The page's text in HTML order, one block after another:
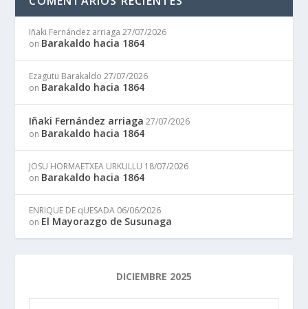
Iñaki Fernández arriaga 27/07/2026
on Barakaldo hacia 1864
Ezagutu Barakaldo 27/07/2026
on Barakaldo hacia 1864
Iñaki Fernández arriaga 27/07/2026
on Barakaldo hacia 1864
JOSU HORMAETXEA URKULLU 18/07/2026
on Barakaldo hacia 1864
ENRIQUE DE qUESADA 06/06/2026
on El Mayorazgo de Susunaga
DICIEMBRE 2025